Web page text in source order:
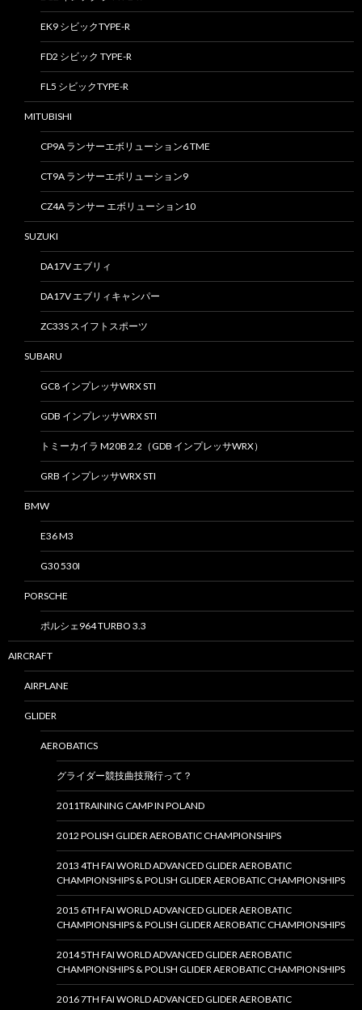
EK9 シビックTYPE-R
FD2 シビック TYPE-R
FL5 シビックTYPE-R
MITUBISHI
CP9A ランサーエボリューション6 TME
CT9A ランサーエボリューション9
CZ4A ランサー エボリューション10
SUZUKI
DA17V エブリィ
DA17V エブリィキャンパー
ZC33S スイフトスポーツ
SUBARU
GC8 インプレッサWRX STI
GDB インプレッサWRX STI
トミーカイラ M20B 2.2（GDB インプレッサWRX）
GRB インプレッサWRX STI
BMW
E36 M3
G30 530I
PORSCHE
ポルシェ964 TURBO 3.3
AIRCRAFT
AIRPLANE
GLIDER
AEROBATICS
グライダー競技曲技飛行って？
2011TRAINING CAMP IN POLAND
2012 POLISH GLIDER AEROBATIC CHAMPIONSHIPS
2013 4TH FAI WORLD ADVANCED GLIDER AEROBATIC
CHAMPIONSHIPS & POLISH GLIDER AEROBATIC CHAMPIONSHIPS
2015 6TH FAI WORLD ADVANCED GLIDER AEROBATIC
CHAMPIONSHIPS & POLISH GLIDER AEROBATIC CHAMPIONSHIPS
2014 5TH FAI WORLD ADVANCED GLIDER AEROBATIC
CHAMPIONSHIPS & POLISH GLIDER AEROBATIC CHAMPIONSHIPS
2016 7TH FAI WORLD ADVANCED GLIDER AEROBATIC